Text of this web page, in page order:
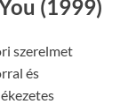
(1999)
szerelmet
és